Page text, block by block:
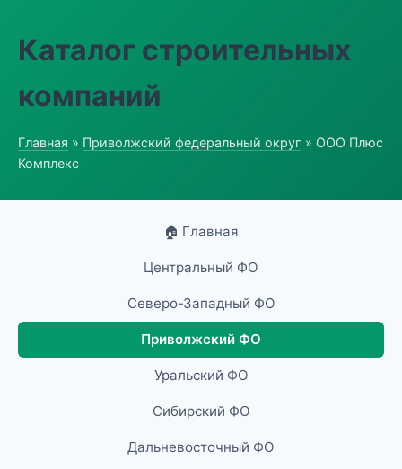
Каталог строительных
компаний
Главная » Приволжский федеральный округ » ООО Плюс
Комплекс
🏠 Главная
Центральный ФО
Северо-Западный ФО
Приволжский ФО
Уральский ФО
Сибирский ФО
Дальневосточный ФО